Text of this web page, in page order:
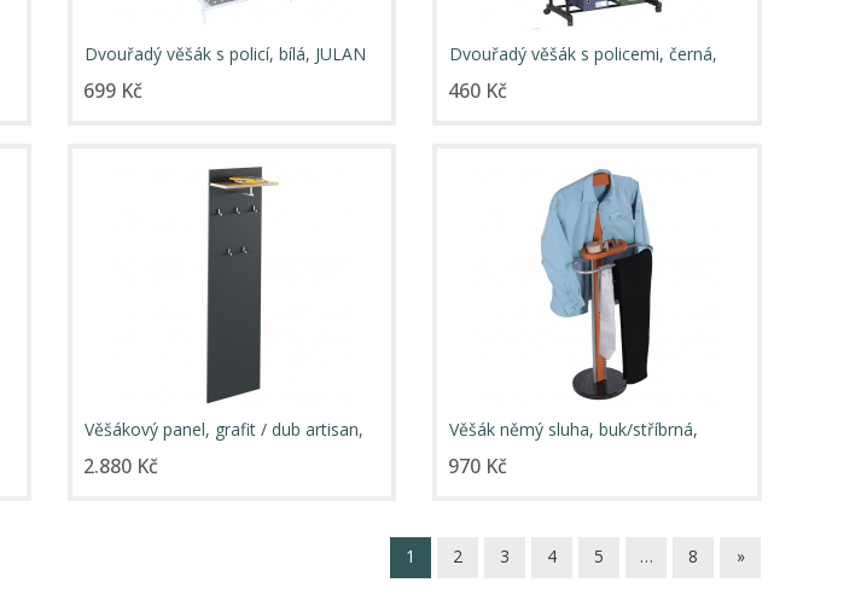
Dvouřadý věšák s policí, bílá, JULAN
699 Kč
Dvouřadý věšák s policemi, černá,
460 Kč
Věšákový panel, grafit / dub artisan,
RIOMA NEW TYP 19
2.880 Kč
Věšák němý sluha, buk/stříbrná,
970 Kč
1 2 3 4 5 … 8 »